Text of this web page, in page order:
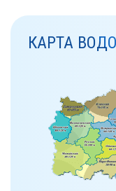
КАРТА